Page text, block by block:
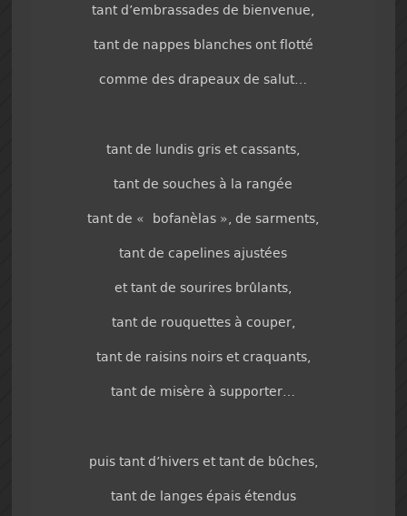
tant d’embrassades de bienvenue,
tant de nappes blanches ont flotté
comme des drapeaux de salut…
tant de lundis gris et cassants,
tant de souches à la rangée
tant de « bofanèlas », de sarments,
tant de capelines ajustées
et tant de sourires brûlants,
tant de rouquettes à couper,
tant de raisins noirs et craquants,
tant de misère à supporter…
puis tant d’hivers et tant de bûches,
tant de langes épais étendus